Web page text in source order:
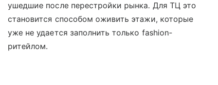
ушедшие после перестройки рынка. Для ТЦ это
становится способом оживить этажи, которые
уже не удается заполнить только fashion-
ритейлом.